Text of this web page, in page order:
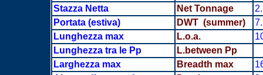
Stazza Netta
Net Tonnage
Portata(estiva) DWT (summer)
Lunghezza max
L.o.a.
Lunghezza tra le Pp
L.between Pp
Larghezza max
Breadth max